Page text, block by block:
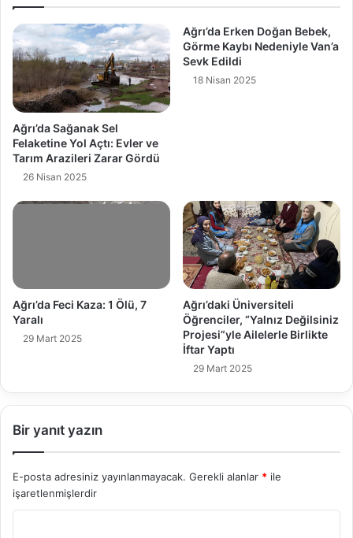
Ağrı’da Sağanak Sel
Felaketine Yol Açtı: Evler ve
Tarım Arazileri Zarar Gördü
26 Nisan 2025
Ağrı’da Erken Doğan Bebek,
Görme Kaybı Nedeniyle Van’a
Sevk Edildi
18 Nisan 2025
Ağrı’da Feci Kaza: 1 Ölü, 7
Yaralı
29 Mart 2025
Ağrı’daki Üniversiteli
Öğrenciler, “Yalnız Değilsiniz
Projesi”yle Ailelerle Birlikte
İftar Yaptı
29 Mart 2025
Bir yanıt yazın
E-posta adresiniz yayınlanmayacak. Gerekli alanlar * ile
işaretlenmişlerdir